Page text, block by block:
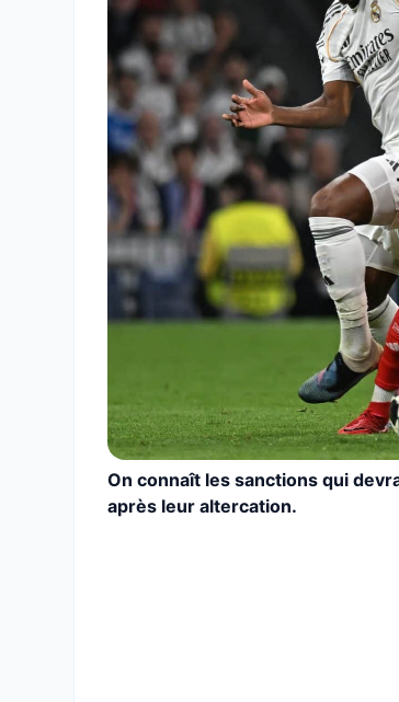
On connaît les sanctions qui
après leur altercation.